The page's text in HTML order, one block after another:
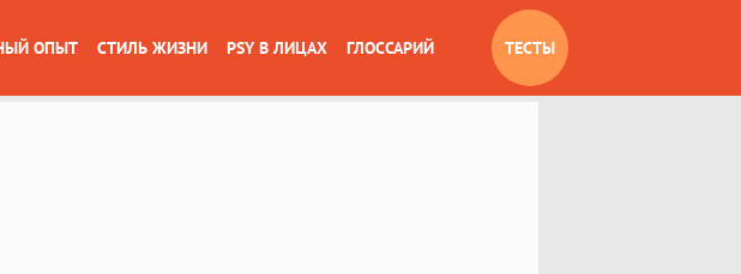
ОПЫТ СТИЛЬ ЖИЗНИ PSY В ЛИЦАХ ГЛОССАРИЙ ТЕСТЫ